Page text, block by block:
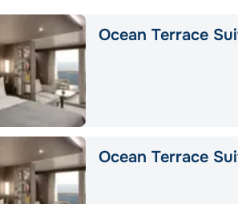
Ocean Terrace
Ocean Terrace